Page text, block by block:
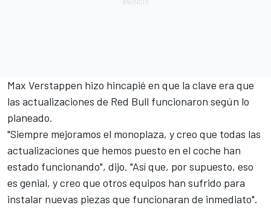
Max Verstappen hizo hincapié en que la clave era que
las actualizaciones de Red Bull funcionaron según lo
planeado.
"Siempre mejoramos el monoplaza, y creo que todas las
actualizaciones que hemos puesto en el coche han
estado funcionando", dijo. "Así que, por supuesto, eso
es genial, y creo que otros equipos han sufrido para
instalar nuevas piezas que funcionaran de inmediato".